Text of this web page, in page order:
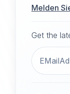
Melden
Get the